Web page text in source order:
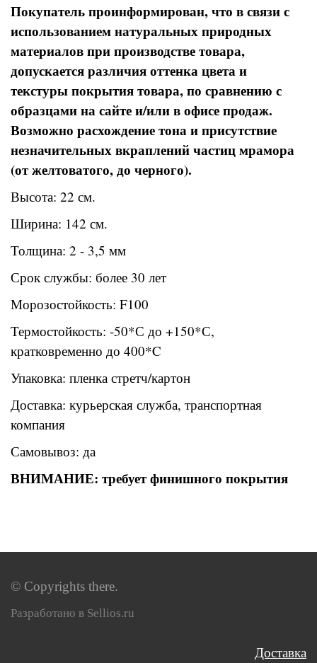
Покупатель проинформирован, что в связи с
использованием натуральных природных
материалов при производстве товара,
допускается различия оттенка цвета и
текстуры покрытия товара, по сравнению с
образцами на сайте и/или в офисе продаж.
Возможно расхождение тона и присутствие
незначительных вкраплений частиц мрамора
(от желтоватого, до черного).
Высота: 22 см.
Ширина: 142 см.
Толщина: 2 - 3,5 мм
Срок службы: более 30 лет
Морозостойкость: F100
Термостойкость: -50*С до +150*С,
кратковременно до 400*C
Упаковка: пленка стретч/картон
Доставка: курьерская служба, транспортная
компания
Самовывоз: да
ВНИМАНИЕ: требует финишного покрытия
© Copyrights there.
Разработано в Sellios.ru
Доставка